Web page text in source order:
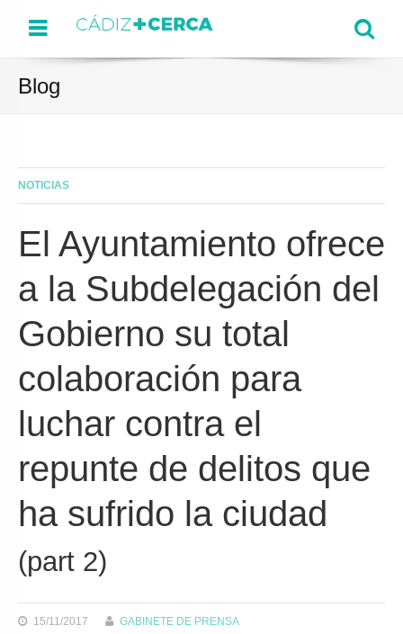
Menu
Blog
NOTICIAS
El Ayuntamiento ofrece
a la Subdelegación del
Gobierno su total
colaboración para
luchar contra el
repunte de delitos que
ha sufrido la ciudad
(part 2)
15/11/2017 GABINETE DE PRENSA